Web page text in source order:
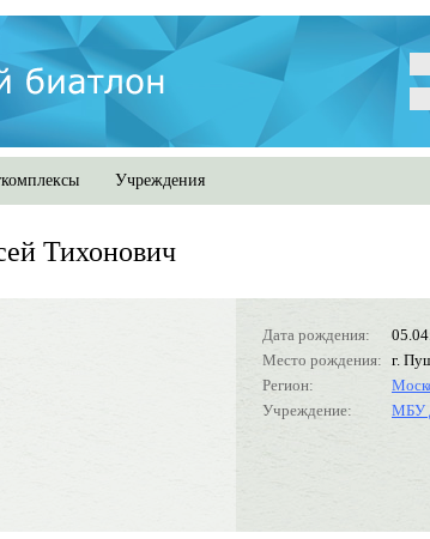
Учреждения
Тихонович
Дата рождения:
Место рождения: г.
Регион:
Учреждение:
МБУ